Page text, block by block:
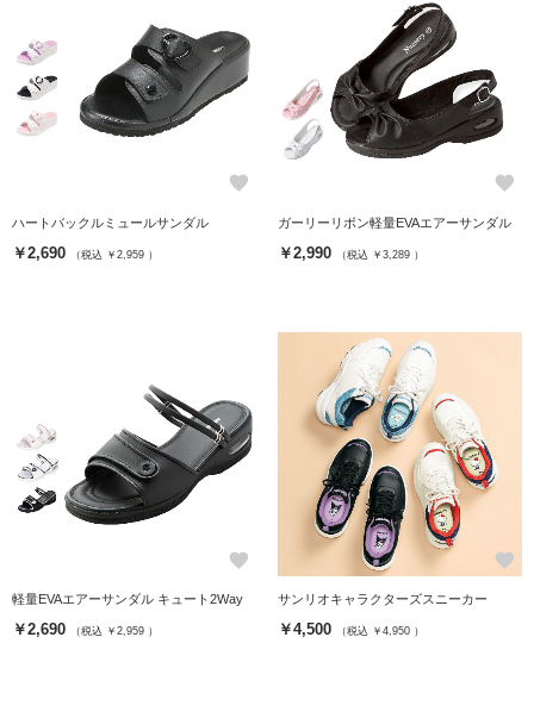
favorite
ハートバックルミュールサンダル
￥2,690 （税込 ￥2,959 ）
favorite
ガーリーリボン軽量EVAエアーサンダル
￥2,990 （税込 ￥3,289 ）
favorite
軽量EVAエアーサンダル キュート2Way
￥2,690 （税込 ￥2,959 ）
favorite
サンリオキャラクターズスニーカー
￥4,500 （税込 ￥4,950 ）